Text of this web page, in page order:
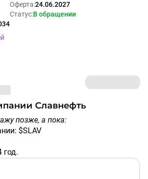
Оферта:24.06.2027
Статус:В обращении
Славнефть
позже, а пока:
$SLAV
год.